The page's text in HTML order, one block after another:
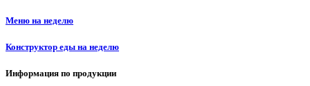
Меню на неделю
Конструктор еды на неделю
Информация по продукции